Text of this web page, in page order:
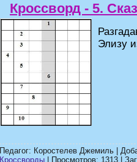
Кроссворд - 5.
Элизу
Педагог: Коростелев Джемиль |
Кроссворды | Просмотров: 1313 |